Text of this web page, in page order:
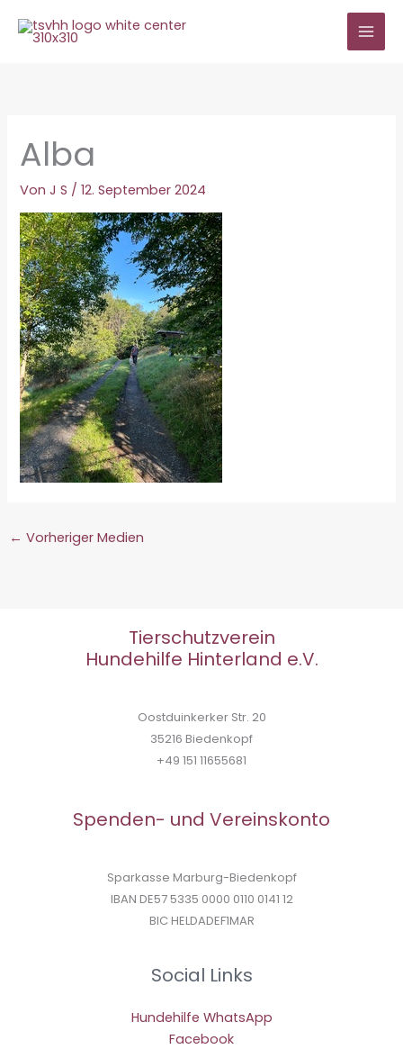
Inhalt
Alba
VonJ S /12. September 2024
← Vorheriger Medien
Tierschutzverein
Hundehilfe Hinterland e.V.
Oostduinkerker Str. 20
35216 Biedenkopf
+49 151 11655681
Spenden- und Vereinskonto
Sparkasse Marburg-Biedenkopf
IBAN DE57 5335 0000 0110 0141 12
BIC HELDADEF1MAR
Social Links
Hundehilfe WhatsApp
Facebook